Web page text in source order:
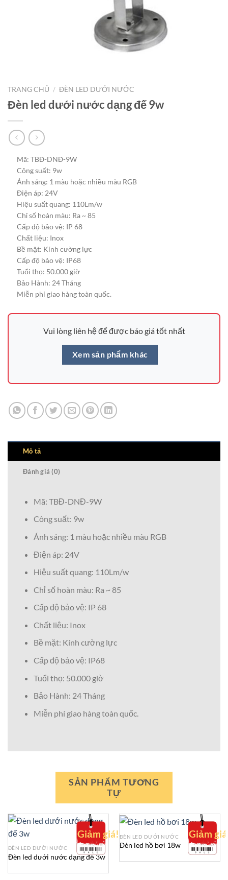
TRANG CHỦ / ĐÈN LED DƯỚI NƯỚC
Đèn led dưới nước dạng đế 9w
Mã: TBĐ-DNĐ-9W
Công suất: 9w
Ánh sáng: 1 màu hoặc nhiều màu RGB
Điện áp: 24V
Hiệu suất quang: 110Lm/w
Chỉ số hoàn màu: Ra ~ 85
Cấp độ bảo vệ: IP 68
Chất liệu: Inox
Bề mặt: Kính cường lực
Cấp độ bảo vệ: IP68
Tuổi thọ: 50.000 giờ
Bảo Hành: 24 Tháng
Miễn phí giao hàng toàn quốc.
Vui lòng liên hệ để được báo giá tốt nhất
Xem sản phẩm khác
Mô tả
Đánh giá (0)
Mã: TBĐ-DNĐ-9W
Công suất: 9w
Ánh sáng: 1 màu hoặc nhiều màu RGB
Điện áp: 24V
Hiệu suất quang: 110Lm/w
Chỉ số hoàn màu: Ra ~ 85
Cấp độ bảo vệ: IP 68
Chất liệu: Inox
Bề mặt: Kính cường lực
Cấp độ bảo vệ: IP68
Tuổi thọ: 50.000 giờ
Bảo Hành: 24 Tháng
Miễn phí giao hàng toàn quốc.
SẢN PHẨM TƯƠNG
TỰ
Giảm giá!
ĐÈN LED DƯỚI NƯỚC
Đèn led dưới nước dạng đế 3w
Giảm
ĐÈN LED DƯỚI NƯỚC
Đèn led hồ bơi 18w